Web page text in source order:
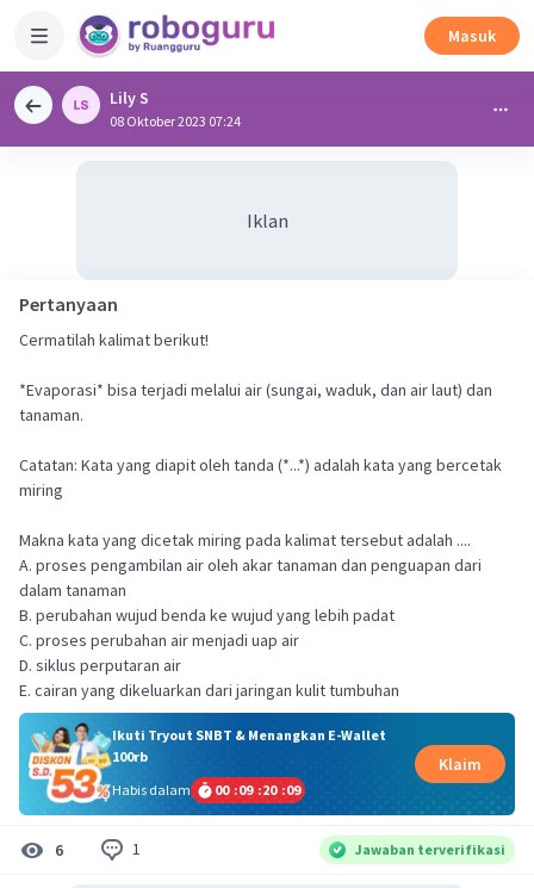
Masuk
Lily S
08 Oktober 2023 07:24
Iklan
Pertanyaan
Cermatilah kalimat berikut!
*Evaporasi* bisa terjadi melalui air (sungai, waduk, dan air laut) dan
tanaman.
Catatan: Kata yang diapit oleh tanda (*...*) adalah kata yang bercetak
miring
Makna kata yang dicetak miring pada kalimat tersebut adalah ....
A. proses pengambilan air oleh akar tanaman dan penguapan dari
dalam tanaman
B. perubahan wujud benda ke wujud yang lebih padat
C. proses perubahan air menjadi uap air
D. siklus perputaran air
E. cairan yang dikeluarkan dari jaringan kulit tumbuhan
Ikuti Tryout SNBT & Menangkan E-Wallet
100rb
Habis dalam
00 :09 :20 :09
Klaim
6 1 Jawaban terverifikasi